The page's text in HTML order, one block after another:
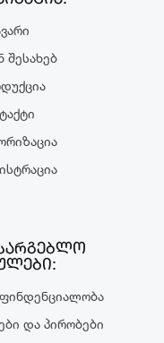
Შესახებ
Და Პირობები